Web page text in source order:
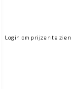
Login om prijzen te zien